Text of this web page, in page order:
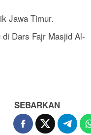
Jawa Timur.
Dars Fajr Masjid Al-
SEBARKAN